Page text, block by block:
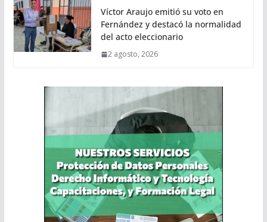
Víctor Araujo emitió su voto en
Fernández y destacó la normalidad
del acto eleccionario
2 agosto, 2026